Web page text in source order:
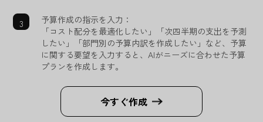
予算作成の指示を入力：
「コスト配分を最適化したい」「次四半期の支出を予測
したい」「部門別の予算内訳を作成したい」など、予算
に関する要望を入力すると、AIがニーズに合わせた予算
プランを作成します。
今すぐ作成